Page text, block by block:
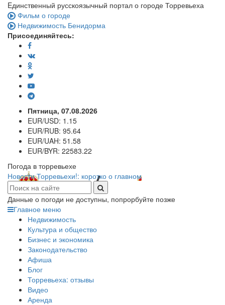
Eдинственный русскоязычный портал о городе Торревьеха
Фильм о городе
Недвижимость Бенидорма
Присоединяйтесь:
Пятница, 07.08.2026
EUR/USD: 1.15
EUR/RUB: 95.64
EUR/UAH: 51.58
EUR/BYR: 22583.22
Погода в торревьехе
Новости Торревьехи!: коротко о главном
Данные о погоди не доступны, попрорбуйте позже
Главное меню
Недвижимость
Культура и общество
Бизнес и экономика
Законодательство
Афиша
Блог
Торревьеха: отзывы
Видео
Аренда